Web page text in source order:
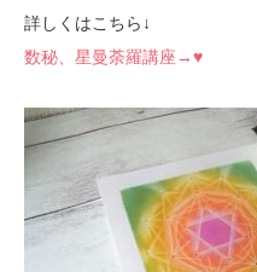
詳しくはこちら↓
数秘、星曼荼羅講座→♥